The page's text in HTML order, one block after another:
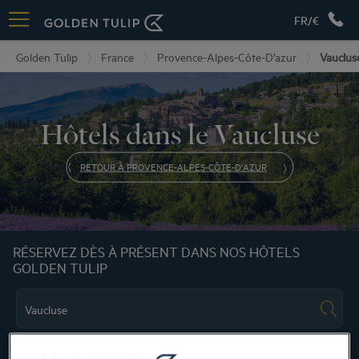
FR/€
Golden Tulip France Provence-Alpes-Côte-D’azur
Hôtels dans le Vaucluse
RETOUR À PROVENCE-ALPES-CÔTE-D'AZUR
RÉSERVEZ DÈS À PRÉSENT DANS NOS HÔTELS
GOLDEN TULIP